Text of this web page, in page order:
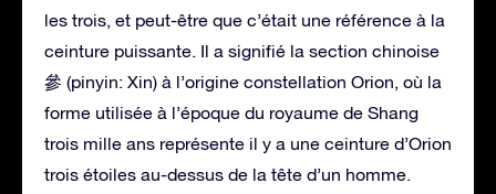
les trois, et peut-être que c’était une référence à la
ceinture puissante. Il a signifié la section chinoise
參 (pinyin: Xin) à l’origine constellation Orion, où la
forme utilisée à l’époque du royaume de Shang
trois mille ans représente il y a une ceinture d’Orion
trois étoiles au-dessus de la tête d’un homme.